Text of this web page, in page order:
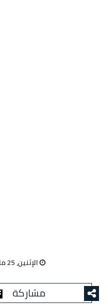
الإثنين، 25 مايو 2026 09:47 ص
مشاركة